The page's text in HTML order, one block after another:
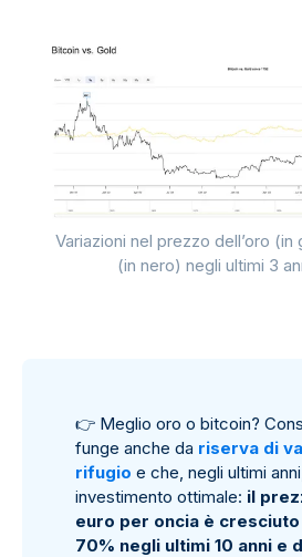
Variazioni nel prezzo dell’oro
(in nero) negli ultimi 3
👉 Meglio oro o bitcoin?
funge anche da riserva di
rifugio e che, negli ultimi
investimento ottimale: il
euro per oncia è
70% negli ultimi 10 anni e